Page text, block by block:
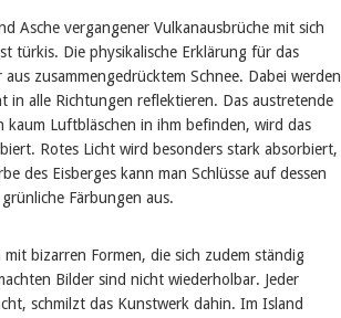
Asche vergangener Vulkanausbrüche mit sich
türkis. Die physikalische Erklärung für das
zusammengedrücktem Schnee. Dabei werden
in alle Richtungen reflektieren. Das austretende
kaum Luftbläschen in ihm befinden, wird das
Rotes Licht wird besonders stark absorbiert,
des Eisberges kann man Schlüsse auf dessen
Färbungen aus.
bizarren Formen, die sich zudem ständig
Bilder sind nicht wiederholbar. Jeder
schmilzt das Kunstwerk dahin. Im Island